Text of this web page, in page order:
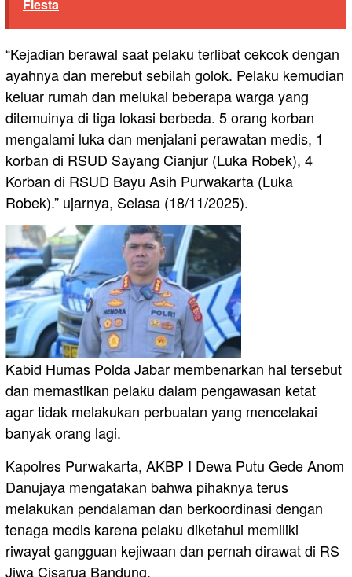
Fiesta
“Kejadian berawal saat pelaku terlibat cekcok dengan
ayahnya dan merebut sebilah golok. Pelaku kemudian
keluar rumah dan melukai beberapa warga yang
ditemuinya di tiga lokasi berbeda. 5 orang korban
mengalami luka dan menjalani perawatan medis, 1
korban di RSUD Sayang Cianjur (Luka Robek), 4
Korban di RSUD Bayu Asih Purwakarta (Luka
Robek).” ujarnya, Selasa (18/11/2025).
Kabid Humas Polda Jabar membenarkan hal tersebut
dan memastikan pelaku dalam pengawasan ketat
agar tidak melakukan perbuatan yang mencelakai
banyak orang lagi.
Kapolres Purwakarta, AKBP I Dewa Putu Gede Anom
Danujaya mengatakan bahwa pihaknya terus
melakukan pendalaman dan berkoordinasi dengan
tenaga medis karena pelaku diketahui memiliki
riwayat gangguan kejiwaan dan pernah dirawat di RS
Jiwa Cisarua Bandung.